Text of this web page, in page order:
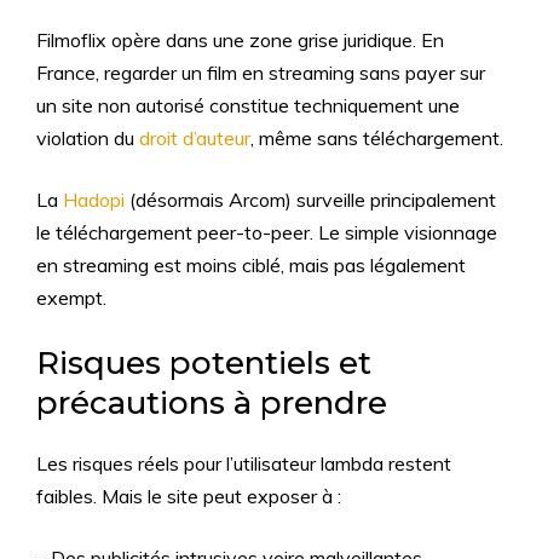
Filmoflix opère dans une zone grise juridique. En
France, regarder un film en streaming sans payer sur
un site non autorisé constitue techniquement une
violation du droit d’auteur, même sans téléchargement.
La Hadopi (désormais Arcom) surveille principalement
le téléchargement peer-to-peer. Le simple visionnage
en streaming est moins ciblé, mais pas légalement
exempt.
Risques potentiels et
précautions à prendre
Les risques réels pour l’utilisateur lambda restent
faibles. Mais le site peut exposer à :